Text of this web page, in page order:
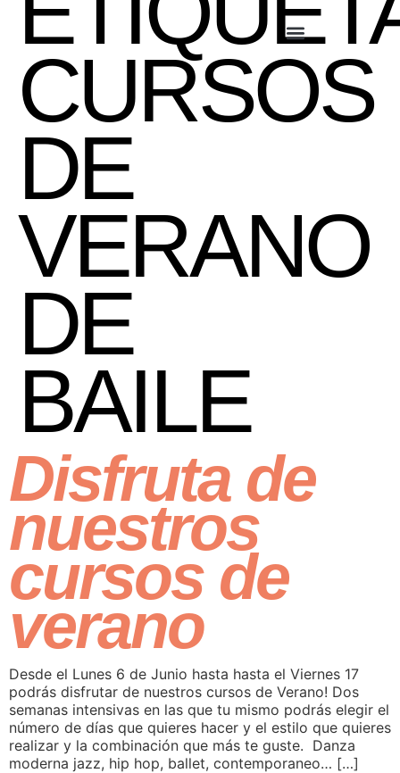
CURSOS
DE
VERANO
DE
BAILE
Disfruta de
nuestros
cursos de
verano
Desde el Lunes 6 de Junio hasta hasta el Viernes 17
podrás disfrutar de nuestros cursos de Verano! Dos
semanas intensivas en las que tu mismo podrás elegir el
número de días que quieres hacer y el estilo que quieres
realizar y la combinación que más te guste. Danza
moderna jazz, hip hop, ballet, contemporaneo… […]